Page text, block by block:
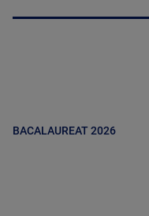
BACALAUREAT 2026